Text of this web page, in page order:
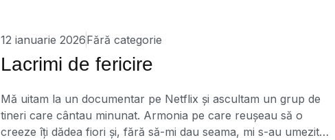
12 ianuarie 2026Fără categorie
Lacrimi de fericire
Mă uitam la un documentar pe Netflix și ascultam un grup de
tineri care cântau minunat. Armonia pe care reușeau să o
creeze îți dădea fiori și, fără să-mi dau seama, mi s-au umezit